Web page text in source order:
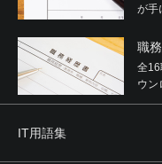
が手
職
全16
ウン
IT用語集